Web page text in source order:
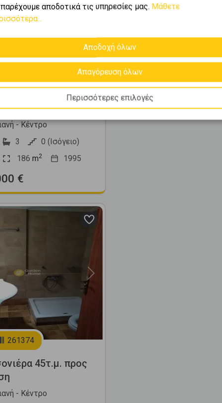
Next
186τ.μ.
- Κέντρο
3
0 (Ισόγειο)
186 m2 1995
€
Next
261374
45τ.μ. προς
- Κέντρο
αποδοτικά τις υπηρεσίες μας. Μάθετε
Αποδοχή όλων
Απαγόρευση όλων
Περισσότερες επιλογές